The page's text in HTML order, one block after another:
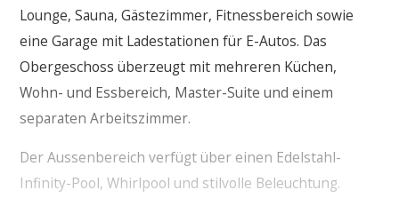
Lounge, Sauna, Gästezimmer, Fitnessbereich sowie
eine Garage mit Ladestationen für E-Autos. Das
Obergeschoss überzeugt mit mehreren Küchen,
Wohn- und Essbereich, Master-Suite und einem
separaten Arbeitszimmer.
Der Aussenbereich verfügt über einen Edelstahl-
Infinity-Pool, Whirlpool und stilvolle Beleuchtung.